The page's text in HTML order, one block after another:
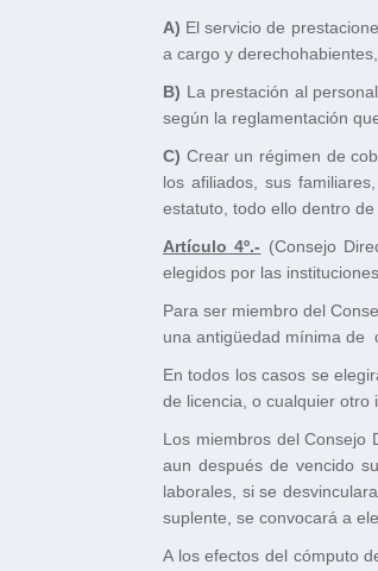
A) El servicio de
a cargo y
B) La prestación al
según la reglamentación
C) Crear un régimen de
los afiliados, sus
estatuto, todo ello dentro
Artículo 4º.- (Consejo
elegidos por las
Para ser miembro del
una antigüedad mínima de
En todos los casos se
de licencia, o cualquier otro
Los miembros del Consejo
aun después de vencido
laborales, si se
suplente, se convocará a
A los efectos del cómputo